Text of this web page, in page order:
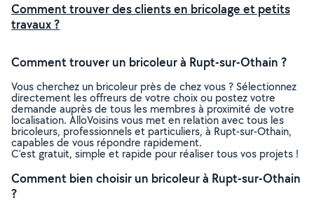
Comment trouver des clients en bricolage et petits
travaux ?
Comment trouver un bricoleur à Rupt-sur-Othain ?
Vous cherchez un bricoleur près de chez vous ? Sélectionnez
directement les offreurs de votre choix ou postez votre
demande auprès de tous les membres à proximité de votre
localisation. AlloVoisins vous met en relation avec tous les
bricoleurs, professionnels et particuliers, à Rupt-sur-Othain,
capables de vous répondre rapidement.
C’est gratuit, simple et rapide pour réaliser tous vos projets !
Comment bien choisir un bricoleur à Rupt-sur-Othain
?